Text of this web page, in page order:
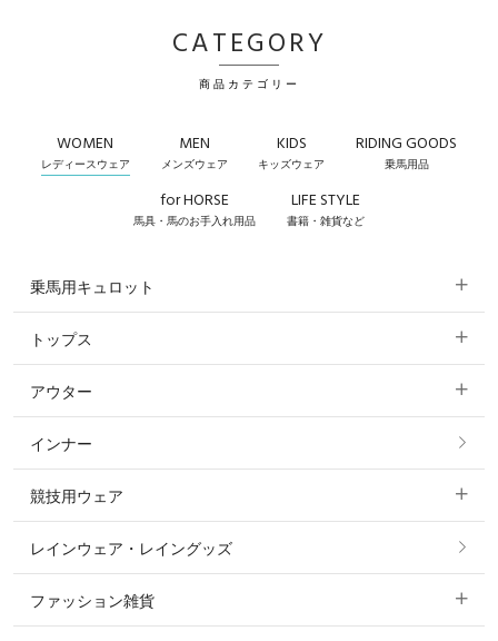
CATEGORY
商品カテゴリー
WOMEN
レディースウェア
MEN
メンズウェア
KIDS
キッズウェア
RIDING GOODS
乗馬用品
for HORSE
馬具・馬のお手入れ用品
LIFE STYLE
書籍・雑貨など
乗馬用キュロット
すべてのキュロット
フルグリップ・尻革 キュロット
ニーグリップ・膝革 キュロット
トップス
すべてのトップス
ポロシャツ
カットソー・Tシャツ・タンクトップ
パーカー・トレーナー・スウェット
アウター
すべてのアウター
コート
ジャケット・ブルゾン
インナー
競技用ウェア
すべての競技用ウェア
ショージャケット
レインウェア・レイングッズ
ファッション雑貨